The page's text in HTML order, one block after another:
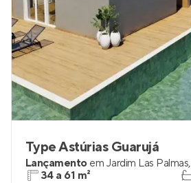
Type Astúrias Guarujá
Lançamento em Jardim Las Palmas,
34 a 61 m²